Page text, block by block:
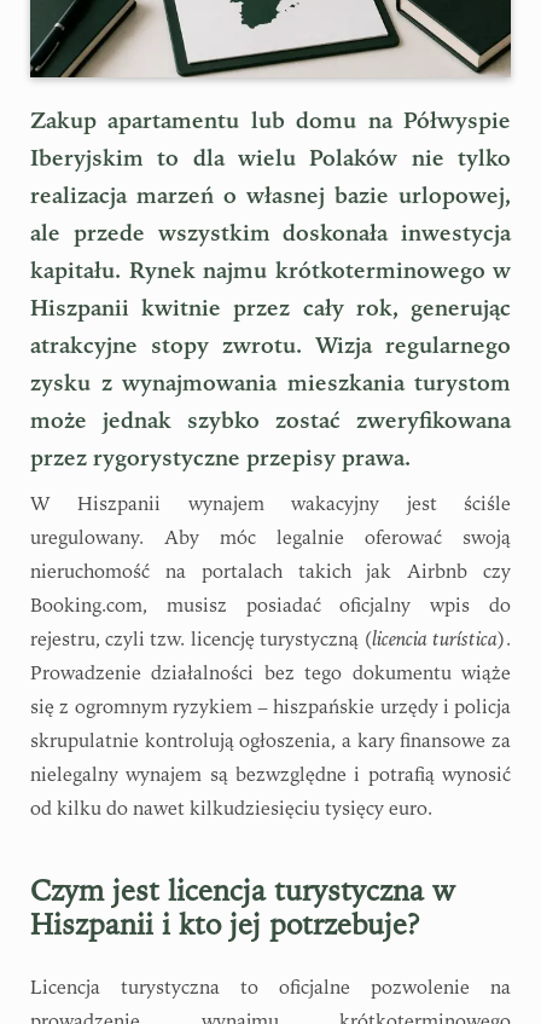
Zakup apartamentu lub domu na Półwyspie
Iberyjskim to dla wielu Polaków nie tylko
realizacja marzeń o własnej bazie urlopowej,
ale przede wszystkim doskonała inwestycja
kapitału. Rynek najmu krótkoterminowego w
Hiszpanii kwitnie przez cały rok, generując
atrakcyjne stopy zwrotu. Wizja regularnego
zysku z wynajmowania mieszkania turystom
może jednak szybko zostać zweryfikowana
przez rygorystyczne przepisy prawa.
W Hiszpanii wynajem wakacyjny jest ściśle
uregulowany. Aby móc legalnie oferować swoją
nieruchomość na portalach takich jak Airbnb czy
Booking.com, musisz posiadać oficjalny wpis do
rejestru, czyli tzw. licencję turystyczną (licencia turística).
Prowadzenie działalności bez tego dokumentu wiąże
się z ogromnym ryzykiem – hiszpańskie urzędy i policja
skrupulatnie kontrolują ogłoszenia, a kary finansowe za
nielegalny wynajem są bezwzględne i potrafią wynosić
od kilku do nawet kilkudziesięciu tysięcy euro.
Czym jest licencja turystyczna w
Hiszpanii i kto jej potrzebuje?
Licencja turystyczna to oficjalne pozwolenie na